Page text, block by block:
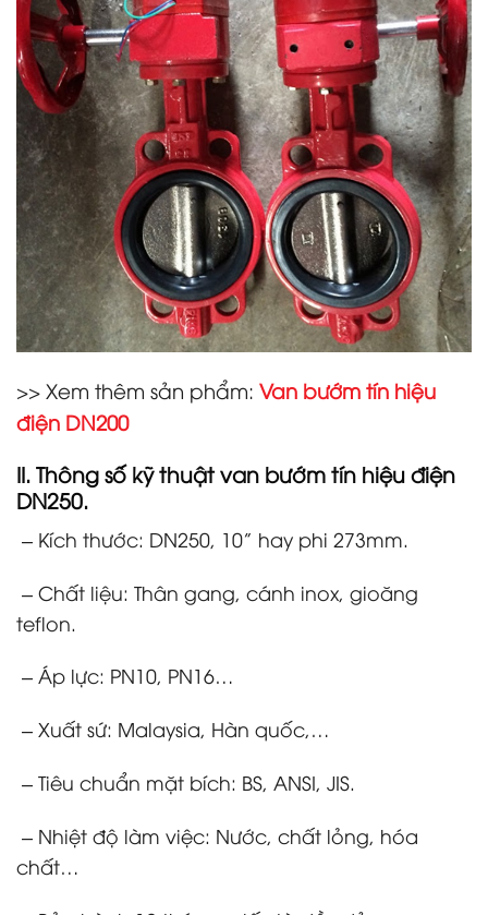
>> Xem thêm sản phẩm: Van bướm tín hiệu
điện DN200
II. Thông số kỹ thuậtvan bướm tín hiệu điện
DN250.
– Kích thước: DN250, 10” hay phi 273mm.
– Chất liệu: Thân gang, cánh inox, gioăng
teflon.
– Áp lực: PN10, PN16…
– Xuất sứ: Malaysia, Hàn quốc,…
– Tiêu chuẩn mặt bích: BS, ANSI, JIS.
– Nhiệt độ làm việc: Nước, chất lỏng, hóa
chất…